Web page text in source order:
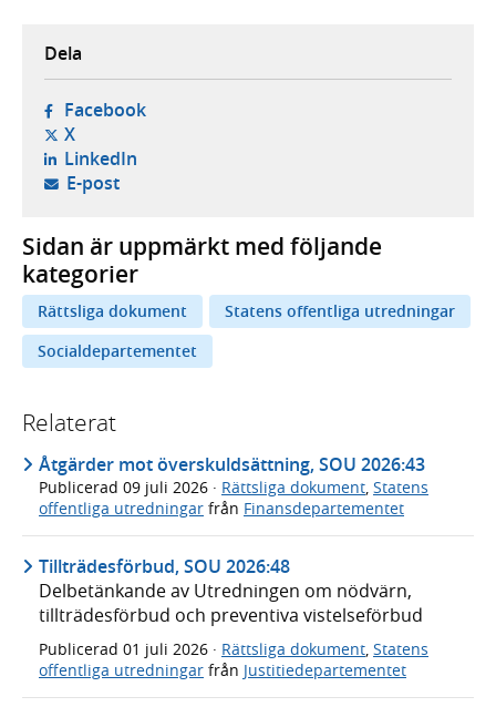
Dela
Facebook- öppnas i ny flik, extern webbplats,
X- öppnas i ny flik, extern webbplats,
LinkedIn- öppnas i ny flik, extern webbplats,
E-post- öppnar din e-postklient,
Sidan är uppmärkt med följande
kategorier
Rättsliga dokument
Statens offentliga utredningar
Socialdepartementet
Relaterat
Åtgärder mot överskuldsättning, SOU 2026:43
Publicerad 09 juli 2026 · Rättsliga dokument, Statens
offentliga utredningar från Finansdepartementet
Tillträdesförbud, SOU 2026:48
Delbetänkande av Utredningen om nödvärn,
tillträdesförbud och preventiva vistelseförbud
Publicerad 01 juli 2026 · Rättsliga dokument Statens
offentliga utredningar från Justitiedepartementet